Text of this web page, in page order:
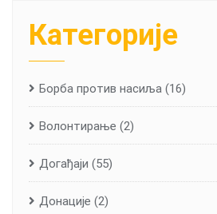
Категорије
Борба против насиља (16)
Волонтирање (2)
Догађаји (55)
Донације (2)